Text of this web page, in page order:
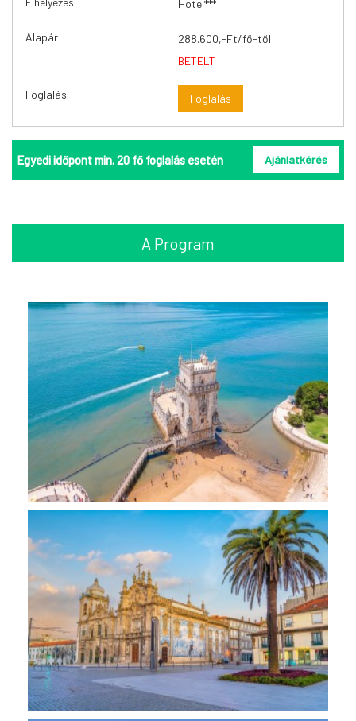
Hotel***
288.600,-Ft/fő-től
BETELT
Foglalás
Egyedi időpont min. 20 fő foglalás esetén Ajánlatkérés
A Program